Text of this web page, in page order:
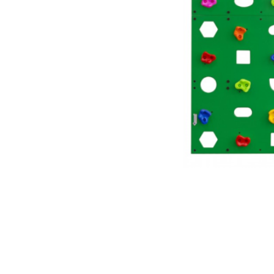
Запчасти и дополнительное
оборудование для ДСК
Маты гимнастические